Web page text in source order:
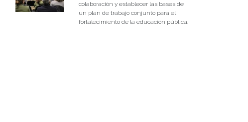
colaboración y establecer las bases de
un plan de trabajo conjunto para el
fortalecimiento de la educación pública.